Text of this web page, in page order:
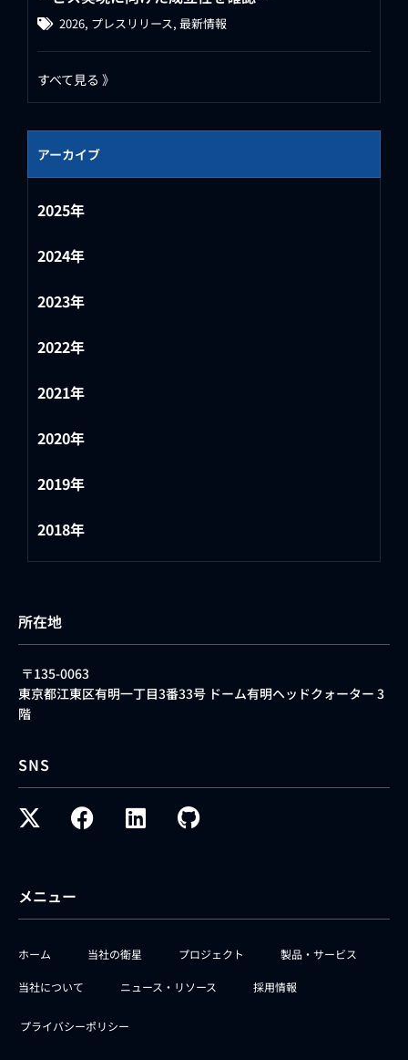
2026, プレスリリース, 最新情報
すべて見る 》
アーカイブ
2025年
2024年
2023年
2022年
2021年
2020年
2019年
2018年
所在地
〒135-0063
東京都江東区有明一丁目3番33号 ドーム有明ヘッドクォーター 3
階
SNS
メニュー
ホーム 当社の衛星 プロジェクト 製品・サービス
当社について ニュース・リソース 採用情報
プライバシーポリシー